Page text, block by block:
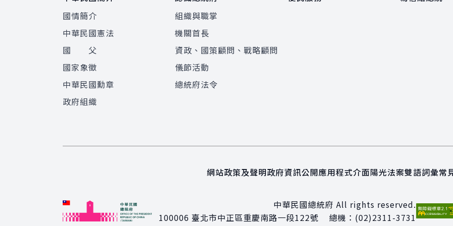
國情簡介
中華民國憲法
國 父
國家象徵
中華民國勳章
政府組織
組織與職掌
機關首長
資政、國策顧問、戰略顧問
儀節活動
總統府法令
網站政策及聲明政府資訊公開應用程式介面陽光法案雙語詞彙常
中華民國總統府 All rights reserved.
100006 臺北市中正區重慶南路一段122號 總機： (02)2311-3731